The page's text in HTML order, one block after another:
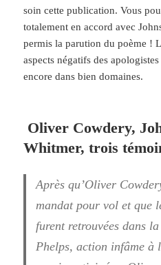
soin cette publication. Vous
totalement en accord avec
permis la parution du poème !
aspects négatifs des
encore dans bien domaines.
Oliver Cowdery,
Whitmer, trois
Après qu’Oliver
mandat pour vol et que
furent retrouvées dans
Phelps, action infâme à